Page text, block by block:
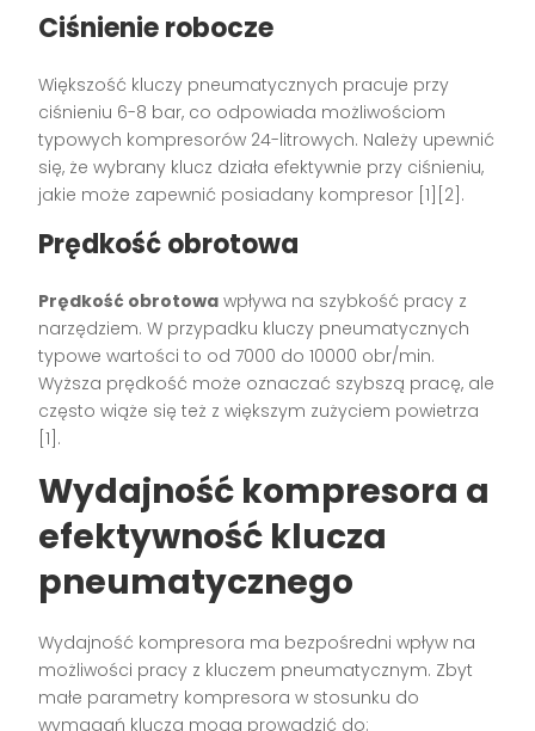
Ciśnienie robocze
Większość kluczy pneumatycznych pracuje przy
ciśnieniu 6-8 bar, co odpowiada możliwościom
typowych kompresorów 24-litrowych. Należy upewnić
się, że wybrany klucz działa efektywnie przy ciśnieniu,
jakie może zapewnić posiadany kompresor [1][2].
Prędkość obrotowa
Prędkość obrotowa wpływa na szybkość pracy z
narzędziem. W przypadku kluczy pneumatycznych
typowe wartości to od 7000 do 10000 obr/min.
Wyższa prędkość może oznaczać szybszą pracę, ale
często wiąże się też z większym zużyciem powietrza
[1].
Wydajność kompresora a
efektywność klucza
pneumatycznego
Wydajność kompresora ma bezpośredni wpływ na
możliwości pracy z kluczem pneumatycznym. Zbyt
małe parametry kompresora w stosunku do
wymagań klucza mogą prowadzić do: